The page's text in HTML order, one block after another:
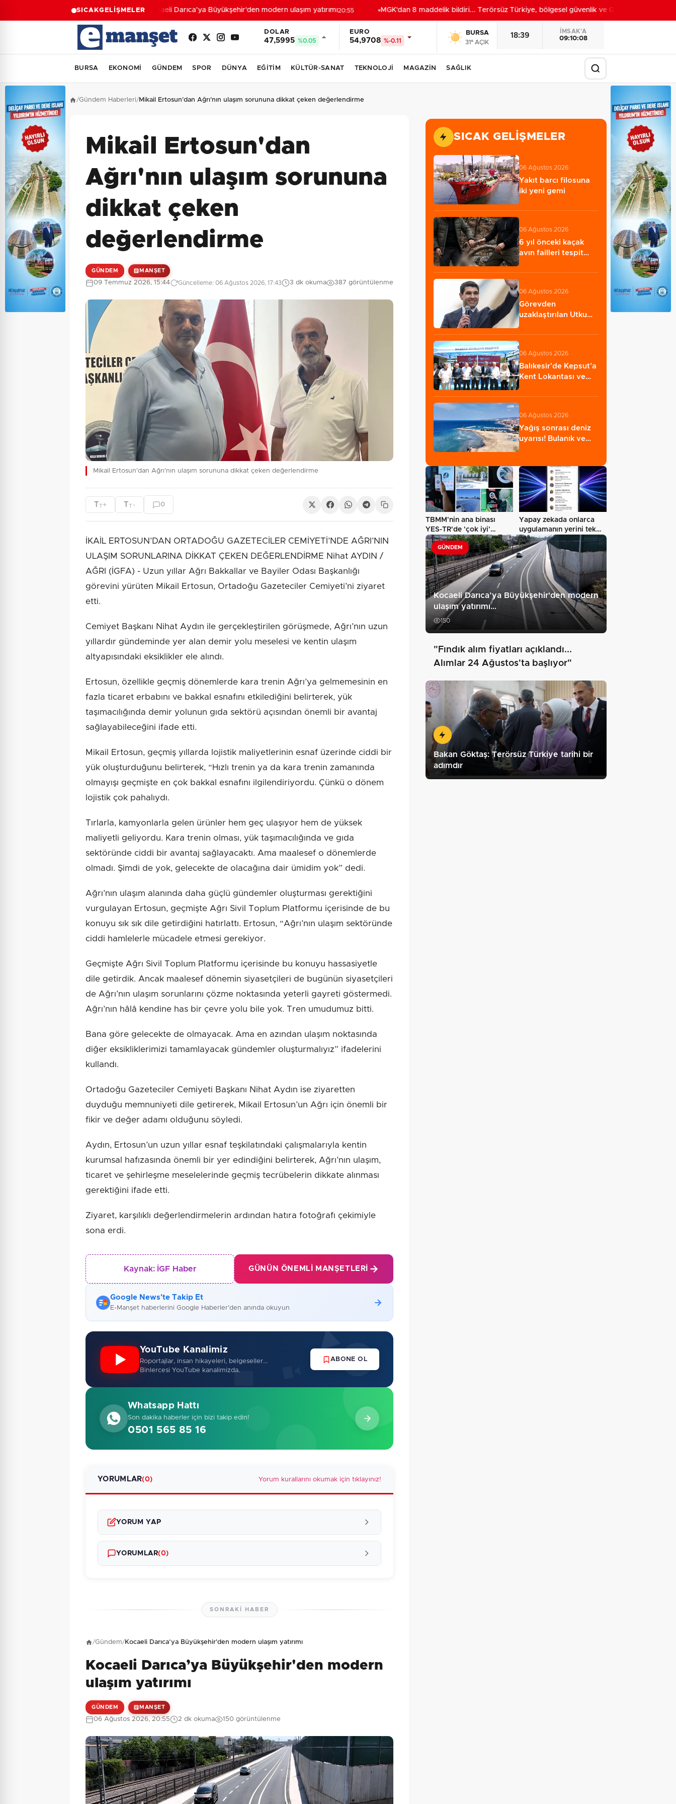
SICAKGELİŞMELERKocaeli Darıca’ya Büyükşehir'den modern ulaşım yatırımı20:55 MGK'dan 8 maddelik bildiri... Terörsüz Türkiye, bölgesel güvenlik ve Gazze mesajı
DOLAR
47,5995 %0.05
EURO
54,9708 %-0.11
BURSA
31° AÇIK
18:39
İMSAK'A
09:10:06
BURSA EKONOMİ GÜNDEM SPOR DÜNYA EĞİTİM KÜLTÜR-SANAT TEKNOLOJİ MAGAZİN SAĞLIK
/Gündem Haberleri/Mikail Ertosun'dan Ağrı'nın ulaşım sorununa dikkat çeken değerlendirme
Mikail Ertosun'dan
Ağrı'nın ulaşım sorununa
dikkat çeken
değerlendirme
GÜNDEM MANŞET
09 Temmuz 2026, 15:44 Güncelleme: 06 Ağustos 2026, 17:43 3 dk okuma 387 görüntülenme
Mikail Ertosun'dan Ağrı'nın ulaşım sorununa dikkat çeken değerlendirme
TT+ TT - 0
İKAİL ERTOSUN’DAN ORTADOĞU GAZETECİLER CEMİYETİ’NDE AĞRI’NIN
ULAŞIM SORUNLARINA DİKKAT ÇEKEN DEĞERLENDİRME Nihat AYDIN /
AĞRI (İGFA) - Uzun yıllar Ağrı Bakkallar ve Bayiler Odası Başkanlığı
görevini yürüten Mikail Ertosun, Ortadoğu Gazeteciler Cemiyeti’ni ziyaret
etti.
Cemiyet Başkanı Nihat Aydın ile gerçekleştirilen görüşmede, Ağrı’nın uzun
yıllardır gündeminde yer alan demir yolu meselesi ve kentin ulaşım
altyapısındaki eksiklikler ele alındı.
Ertosun, özellikle geçmiş dönemlerde kara trenin Ağrı’ya gelmemesinin en
fazla ticaret erbabını ve bakkal esnafını etkilediğini belirterek, yük
taşımacılığında demir yolunun gıda sektörü açısından önemli bir avantaj
sağlayabileceğini ifade etti.
Mikail Ertosun, geçmiş yıllarda lojistik maliyetlerinin esnaf üzerinde ciddi bir
yük oluşturduğunu belirterek, “Hızlı trenin ya da kara trenin zamanında
olmayışı geçmişte en çok bakkal esnafını ilgilendiriyordu. Çünkü o dönem
lojistik çok pahalıydı.
Tırlarla, kamyonlarla gelen ürünler hem geç ulaşıyor hem de yüksek
maliyetli geliyordu. Kara trenin olması, yük taşımacılığında ve gıda
sektöründe ciddi bir avantaj sağlayacaktı. Ama maalesef o dönemlerde
olmadı. Şimdi de yok, gelecekte de olacağına dair ümidim yok” dedi.
Ağrı’nın ulaşım alanında daha güçlü gündemler oluşturması gerektiğini
vurgulayan Ertosun, geçmişte Ağrı Sivil Toplum Platformu içerisinde de bu
konuyu sık sık dile getirdiğini hatırlattı. Ertosun, “Ağrı’nın ulaşım sektöründe
ciddi hamlelerle mücadele etmesi gerekiyor.
Geçmişte Ağrı Sivil Toplum Platformu içerisinde bu konuyu hassasiyetle
dile getirdik. Ancak maalesef dönemin siyasetçileri de bugünün siyasetçileri
de Ağrı’nın ulaşım sorunlarını çözme noktasında yeterli gayreti göstermedi.
Ağrı’nın hâlâ kendine has bir çevre yolu bile yok. Tren umudumuz bitti.
Bana göre gelecekte de olmayacak. Ama en azından ulaşım noktasında
diğer eksikliklerimizi tamamlayacak gündemler oluşturmalıyız” ifadelerini
kullandı.
Ortadoğu Gazeteciler Cemiyeti Başkanı Nihat Aydın ise ziyaretten
duyduğu memnuniyeti dile getirerek, Mikail Ertosun’un Ağrı için önemli bir
fikir ve değer adamı olduğunu söyledi.
Aydın, Ertosun’un uzun yıllar esnaf teşkilatındaki çalışmalarıyla kentin
kurumsal hafızasında önemli bir yer edindiğini belirterek, Ağrı’nın ulaşım,
ticaret ve şehirleşme meselelerinde geçmiş tecrübelerin dikkate alınması
gerektiğini ifade etti.
Ziyaret, karşılıklı değerlendirmelerin ardından hatıra fotoğrafı çekimiyle
sona erdi.
Kaynak: İGF Haber GÜNÜN ÖNEMLI MANŞETLERI
Google News'te Takip Et
E-Manşet haberlerini Google Haberler'den anında okuyun
YouTube Kanalimiz
Roportajlar, insan hikayeleri, belgeseller...
Binlercesi YouTube kanalimizda.
ABONE OL
Whatsapp Hattı
Son dakika haberler için bizi takip edin!
0501 565 85 16
YORUMLAR(0) Yorum kurallarını okumak için tıklayınız!
YORUM YAP
Güvenlik Sorusu: 5 + 6 = ? Gönder
YORUMLAR(0)
SONRAKI HABER
/Gündem/Kocaeli Darıca’ya Büyükşehir'den modern ulaşım yatırımı
Kocaeli Darıca’ya Büyükşehir'den modern
ulaşım yatırımı
GÜNDEM MANŞET
06 Ağustos 2026, 20:55 2 dk okuma 150 görüntülenme
SICAK GELIŞMELER
06 Ağustos 2026
Yakıt barcı filosuna
iki yeni gemi
06 Ağustos 2026
6 yıl önceki kaçak
avın failleri tespit
06 Ağustos 2026
Görevden
uzaklaştırılan Utku
hakkında…
06 Ağustos 2026
Balıkesir'de Kepsut’a
Kent Lokantası ve
06 Ağustos 2026
Yağış sonrası deniz
uyarısı! Bulanık ve
TBMM'nin ana binası
YES-TR'de 'çok iyi'
olarak sertifikalandırıldı…
Yapay zekada onlarca
uygulamanın yerini tek
asistan…
GÜNDEM
Kocaeli Darıca’ya Büyükşehir'den modern
ulaşım yatırımı…
150
"Fındık alım fiyatları açıklandı...
Alımlar 24 Ağustos'ta başlıyor"
Bakan Göktaş: Terörsüz Türkiye tarihi bir
adımdır